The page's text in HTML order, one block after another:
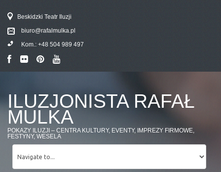
Beskidzki Teatr Iluzji
biuro@rafalmulka.pl
Kom.: +48 504 989 497
ILUZJONISTA RAFAŁ
MULKA
POKAZY ILUZJI – CENTRA KULTURY, EVENTY, IMPREZY FIRMOWE,
FESTYNY, WESELA